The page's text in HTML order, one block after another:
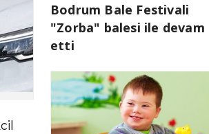
Bodrum Bale Festivali
"Zorba" balesi ile devam
etti